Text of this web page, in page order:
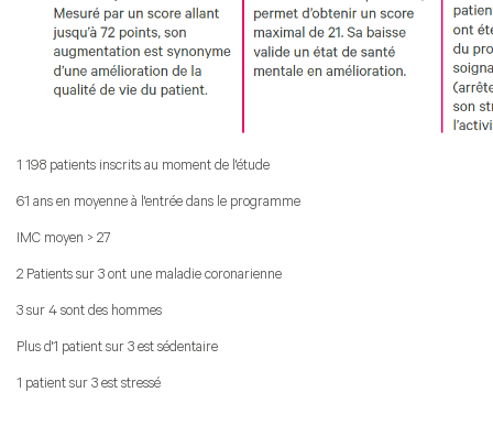
1 198 patients inscrits au moment de l'étude
61 ans en moyenne à l'entrée dans le programme
IMC moyen > 27
2 Patients sur 3 ont une maladie coronarienne
3 sur 4 sont des hommes
Plus d'1 patient sur 3 est sédentaire
1 patient sur 3 est stressé